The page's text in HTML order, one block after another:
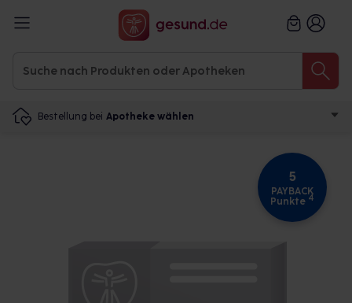
Bestellung bei Apotheke wählen
5
PAYBACK
Punkte 4